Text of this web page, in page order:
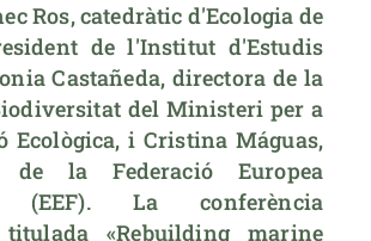
Ros, catedràtic d'Ecologia de
de l'Institut d'Estudis
Castañeda, directora de la
del Ministeri per a
Ecològica, i Cristina Máguas,
de la Federació Europea
(EEF). La conferència
«Rebuilding marine